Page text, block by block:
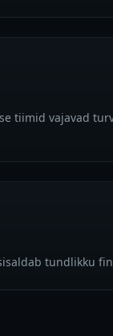
tiimid vajavad
tundlikku